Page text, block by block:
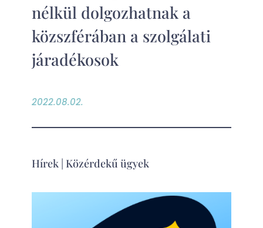
nélkül dolgozhatnak a
közszférában a szolgálati
járadékosok
2022.08.02.
Hírek| Közérdekű ügyek